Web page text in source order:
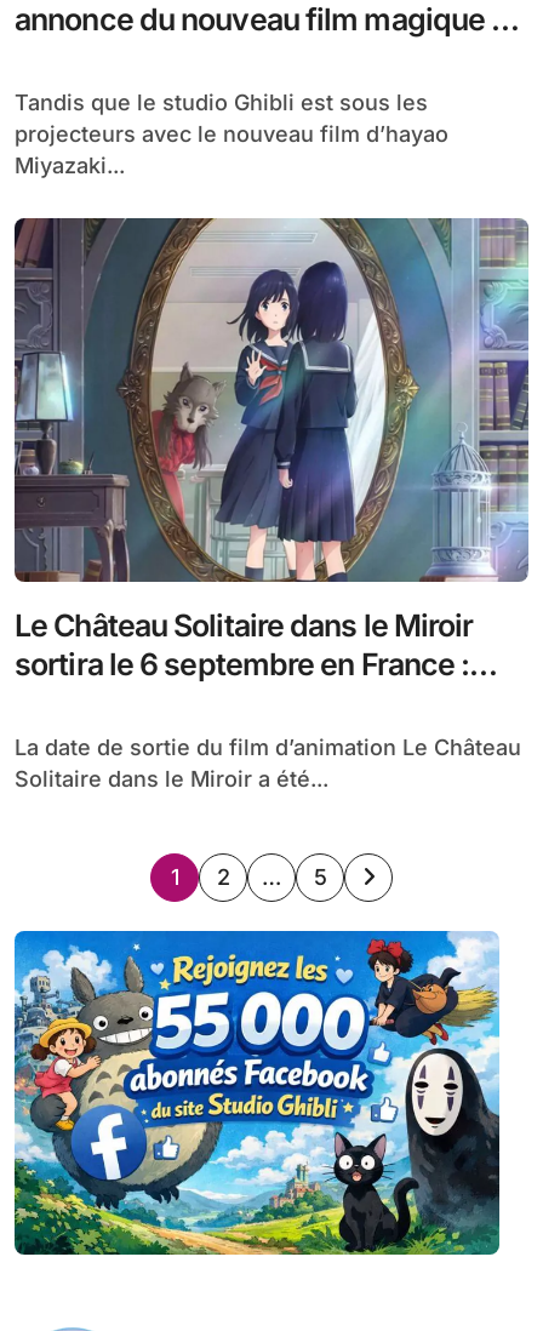
annonce du nouveau film magique du
Tandis que le studio Ghibli est sous les
projecteurs avec le nouveau film d’hayao
Miyazaki...
Le Château Solitaire dans le Miroir
sortira le 6 septembre en France :
La date de sortie du film d’animation Le Château
Solitaire dans le Miroir a été...
Pagination
des
publications
1 2 … 5